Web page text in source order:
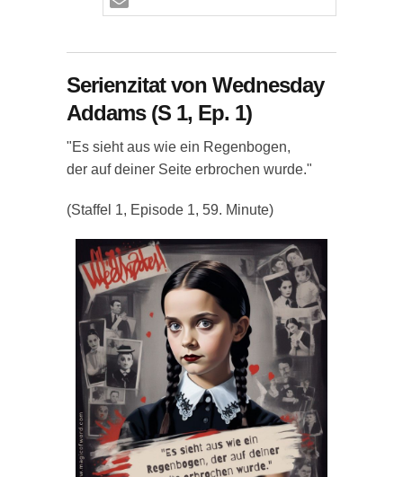
Serienzitat von Wednesday
Addams (S 1, Ep. 1)
"Es sieht aus wie ein Regenbogen,
der auf deiner Seite erbrochen wurde."
(Staffel 1, Episode 1, 59. Minute)